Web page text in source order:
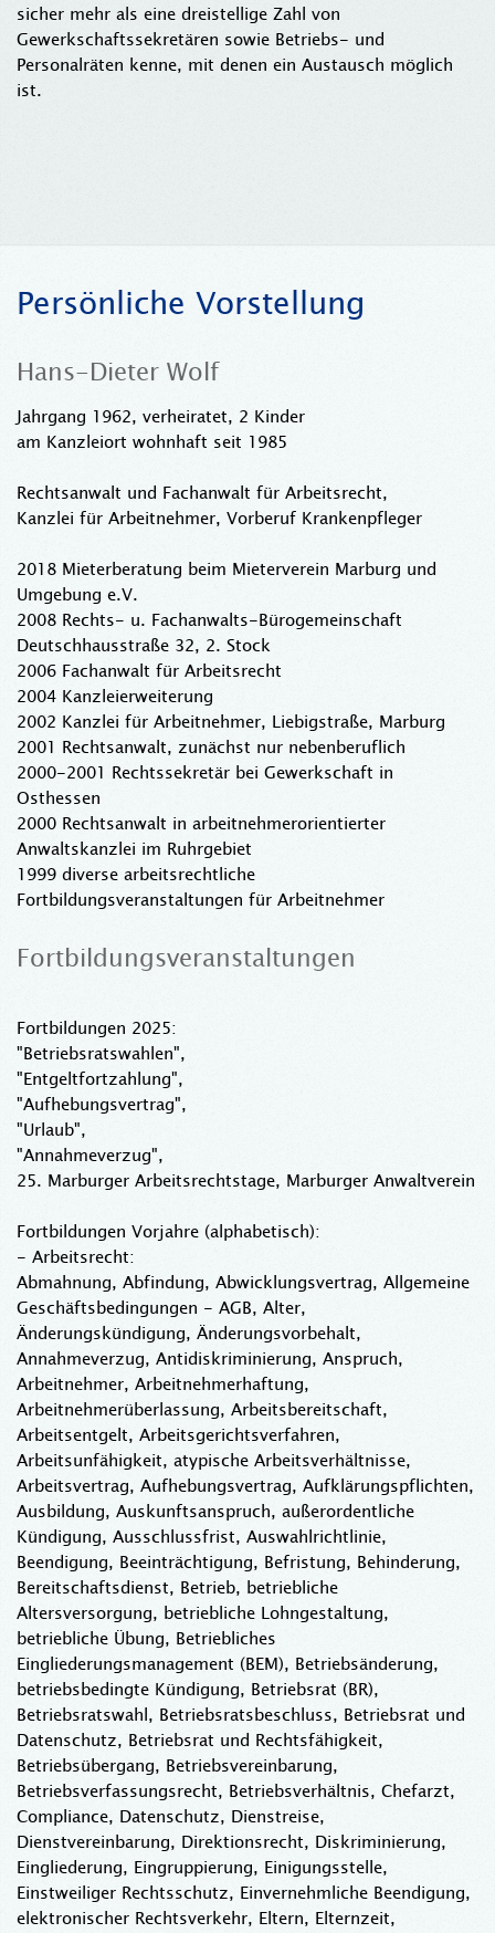
sicher mehr als eine dreistellige Zahl von
Gewerkschaftssekretären sowie Betriebs- und
Personalräten kenne, mit denen ein Austausch möglich
ist.
Persönliche Vorstellung
Hans-Dieter Wolf
Jahrgang 1962, verheiratet, 2 Kinder
am Kanzleiort wohnhaft seit 1985
Rechtsanwalt und Fachanwalt für Arbeitsrecht,
Kanzlei für Arbeitnehmer, Vorberuf Krankenpfleger
2018 Mieterberatung beim Mieterverein Marburg und
Umgebung e.V.
2008 Rechts- u. Fachanwalts-Bürogemeinschaft
Deutschhausstraße 32, 2. Stock
2006 Fachanwalt für Arbeitsrecht
2004 Kanzleierweiterung
2002 Kanzlei für Arbeitnehmer, Liebigstraße, Marburg
2001 Rechtsanwalt, zunächst nur nebenberuflich
2000-2001 Rechtssekretär bei Gewerkschaft in
Osthessen
2000 Rechtsanwalt in arbeitnehmerorientierter
Anwaltskanzlei im Ruhrgebiet
1999 diverse arbeitsrechtliche
Fortbildungsveranstaltungen für Arbeitnehmer
Fortbildungsveranstaltungen
Fortbildungen 2025:
"Betriebsratswahlen",
"Entgeltfortzahlung",
"Aufhebungsvertrag",
"Urlaub",
"Annahmeverzug",
25. Marburger Arbeitsrechtstage, Marburger Anwaltverein
Fortbildungen Vorjahre (alphabetisch):
- Arbeitsrecht:
Abmahnung, Abfindung, Abwicklungsvertrag, Allgemeine
Geschäftsbedingungen - AGB, Alter,
Änderungskündigung, Änderungsvorbehalt,
Annahmeverzug, Antidiskriminierung, Anspruch,
Arbeitnehmer, Arbeitnehmerhaftung,
Arbeitnehmerüberlassung, Arbeitsbereitschaft,
Arbeitsentgelt, Arbeitsgerichtsverfahren,
Arbeitsunfähigkeit, atypische Arbeitsverhältnisse,
Arbeitsvertrag, Aufhebungsvertrag, Aufklärungspflichten,
Ausbildung, Auskunftsanspruch, außerordentliche
Kündigung, Ausschlussfrist, Auswahlrichtlinie,
Beendigung, Beeinträchtigung, Befristung, Behinderung,
Bereitschaftsdienst, Betrieb, betriebliche
Altersversorgung, betriebliche Lohngestaltung,
betriebliche Übung, Betriebliches
Eingliederungsmanagement (BEM), Betriebsänderung,
betriebsbedingte Kündigung, Betriebsrat (BR),
Betriebsratswahl, Betriebsratsbeschluss, Betriebsrat und
Datenschutz, Betriebsrat und Rechtsfähigkeit,
Betriebsübergang, Betriebsvereinbarung,
Betriebsverfassungsrecht, Betriebsverhältnis, Chefarzt,
Compliance, Datenschutz, Dienstreise,
Dienstvereinbarung, Direktionsrecht, Diskriminierung,
Eingliederung, Eingruppierung, Einigungsstelle,
Einstweiliger Rechtsschutz, Einvernehmliche Beendigung,
elektronischer Rechtsverkehr, Eltern, Elternzeit,